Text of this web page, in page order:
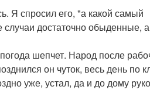
Я спросил его, "а какой самый
случаи достаточно обыденные,
шепчет. Народ после
он чуток, весь день по
уже, устал, да и до дому